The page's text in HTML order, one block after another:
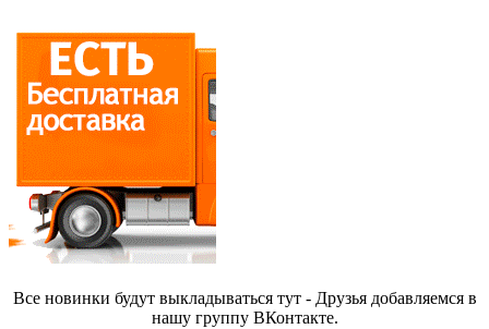
Все новинки будут выкладываться тут - Друзья добавляемся в
нашу группу ВКонтакте.